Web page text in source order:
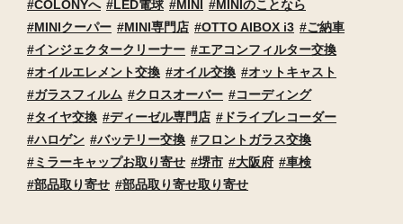
COLONYへ LED電球 MINI
MINIのことなら
MINIクーパー
MINI専門店 OTTO AIBOX i3
ご納車
インジェクタークリーナー
エアコンフィルター交換
オイルエレメント交換
オイル交換
オットキャスト
ガラスフィルム
クロスオーバー
コーディング
タイヤ交換
ディーゼル専門店
ドライブレコーダー
ハロゲン
バッテリー交換
フロントガラス交換
ミラーキャップお取り寄せ
堺市 大阪府
車検
部品取り寄せ
部品取り寄せ取り寄せ